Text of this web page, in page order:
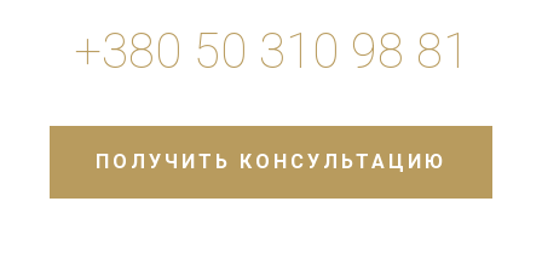
+380 50 310 98 81
ПОЛУЧИТЬ КОНСУЛЬТАЦИЮ